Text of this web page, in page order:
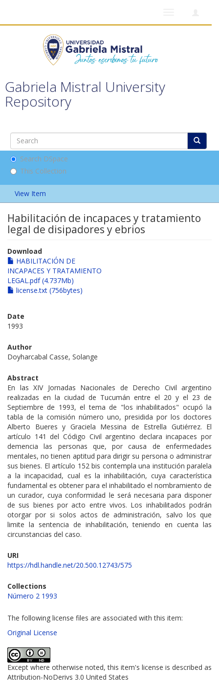
Gabriela Mistral University
Repository
Search DSpace
This Collection
View Item
Habilitación de incapaces y tratamiento
legal de disipadores y ebrios
Download
HABILITACIÓN DE
INCAPACES Y TRATAMIENTO
LEGAL.pdf (4.737Mb)
license.txt (756bytes)
Date
1993
Author
Doyharcabal Casse, Solange
Abstract
En las XIV Jornadas Nacionales de Derecho Civil argentino
realizadas en la ciudad de Tucumán entre el 20 y el 23 de
Septiembre de 1993, el tema de "los inhabilitados" ocupó la
tabla de la comisión número uno, presidida por los doctores
Alberto Bueres y Graciela Messina de Estrella Gutiérrez. El
artículo 141 del Código Civil argentino declara incapaces por
demencia las personas que, por causa de enfermedades
mentales, no tienen aptitud para dirigir su persona o administrar
sus bienes. El artículo 152 bis contempla una institución paralela
a la incapacidad, cual es la inhabilitación, cuya característica
fundamental es obtener para el inhabilitado el nombramiento de
un curador, cuya conformidad le será necesaria para disponer
de sus bienes por acto entre vivos. Los inhabilitados podrán
otorgar por si solos actos de administración, salvo los que
limite la sentencia de inhabilitación, teniendo en cuenta las
circunstancias del caso.
URI
https://hdl.handle.net/20.500.12743/575
Collections
Número 2 1993
The following license files are associated with this item:
Original License
Except where otherwise noted, this item's license is described as
Attribution-NoDerivs 3.0 United States